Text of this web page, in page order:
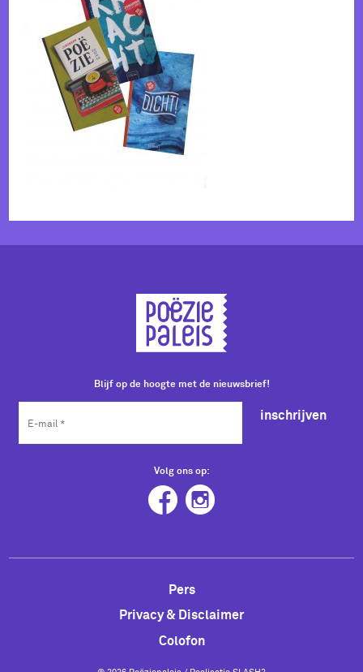
Blijf op de hoogte met de nieuwsbrief!
inschrijven
Volg ons op:
Pers
Privacy & Disclaimer
Colofon